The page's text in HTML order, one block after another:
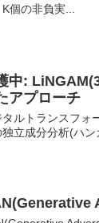
個の非負実...
中:
アプローチ
タルトランスフォ
独立成分分析(ハ